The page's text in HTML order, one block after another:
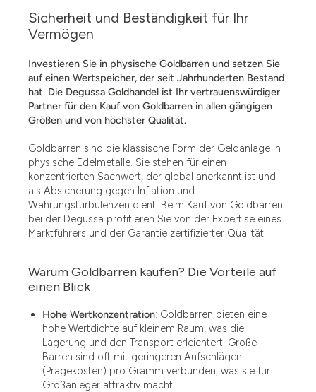
Sicherheit und Beständigkeit für Ihr
Vermögen
Investieren Sie in physische Goldbarren und setzen Sie
auf einen Wertspeicher, der seit Jahrhunderten Bestand
hat. Die Degussa Goldhandel ist Ihr vertrauenswürdiger
Partner für den Kauf von Goldbarren in allen gängigen
Größen und von höchster Qualität.
Goldbarren sind die klassische Form der Geldanlage in
physische Edelmetalle. Sie stehen für einen
konzentrierten Sachwert, der global anerkannt ist und
als Absicherung gegen Inflation und
Währungsturbulenzen dient. Beim Kauf von Goldbarren
bei der Degussa profitieren Sie von der Expertise eines
Marktführers und der Garantie zertifizierter Qualität.
Warum Goldbarren kaufen? Die Vorteile auf
einen Blick
Hohe Wertkonzentration: Goldbarren bieten eine
hohe Wertdichte auf kleinem Raum, was die
Lagerung und den Transport erleichtert. Große
Barren sind oft mit geringeren Aufschlägen
(Prägekosten) pro Gramm verbunden, was sie für
Großanleger attraktiv macht.